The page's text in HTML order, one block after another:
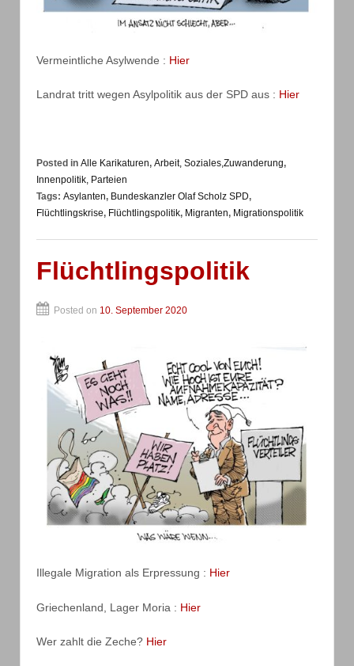
Vermeintliche Asylwende : Hier
Landrat tritt wegen Asylpolitik aus der SPD aus : Hier
Posted in Alle Karikaturen, Arbeit, Soziales,Zuwanderung,
Innenpolitik, Parteien
Tags: Asylanten, Bundeskanzler Olaf Scholz SPD,
Flüchtlingskrise, Flüchtlingspolitik, Migranten, Migrationspolitik
Flüchtlingspolitik
Posted on 10. September 2020
Illegale Migration als Erpressung : Hier
Griechenland, Lager Moria : Hier
Wer zahlt die Zeche? Hier